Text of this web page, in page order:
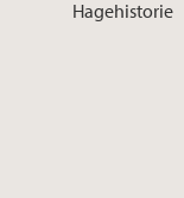
Hagehistorie